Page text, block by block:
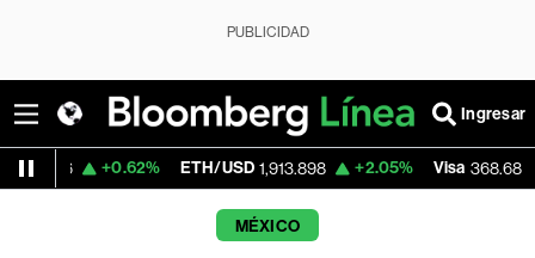
PUBLICIDAD
Ingresar
+0.62% ETH/USD 1,913.898 +2.05% Visa 368.68 -0.25%
MÉXICO